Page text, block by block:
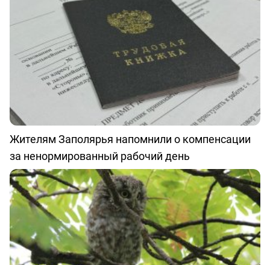
Жителям Заполярья напомнили о компенсации
за ненормированный рабочий день